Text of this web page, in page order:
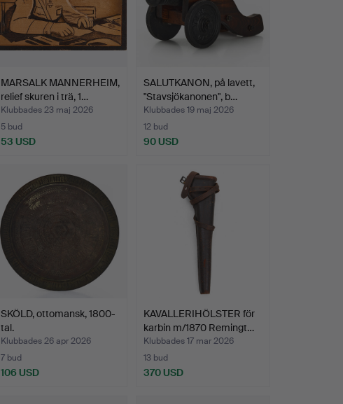
MARSALK MANNERHEIM,
relief skuren i trä, 1…
Klubbades 23 maj 2026
5 bud
53 USD
SALUTKANON, på lavett,
"Stavsjökanonen", b…
Klubbades 19 maj 2026
12 bud
90 USD
SKÖLD, ottomansk, 1800-
tal.
Klubbades 26 apr 2026
7 bud
106 USD
KAVALLERIHÖLSTER för
karbin m/1870 Remingt…
Klubbades 17 mar 2026
13 bud
370 USD